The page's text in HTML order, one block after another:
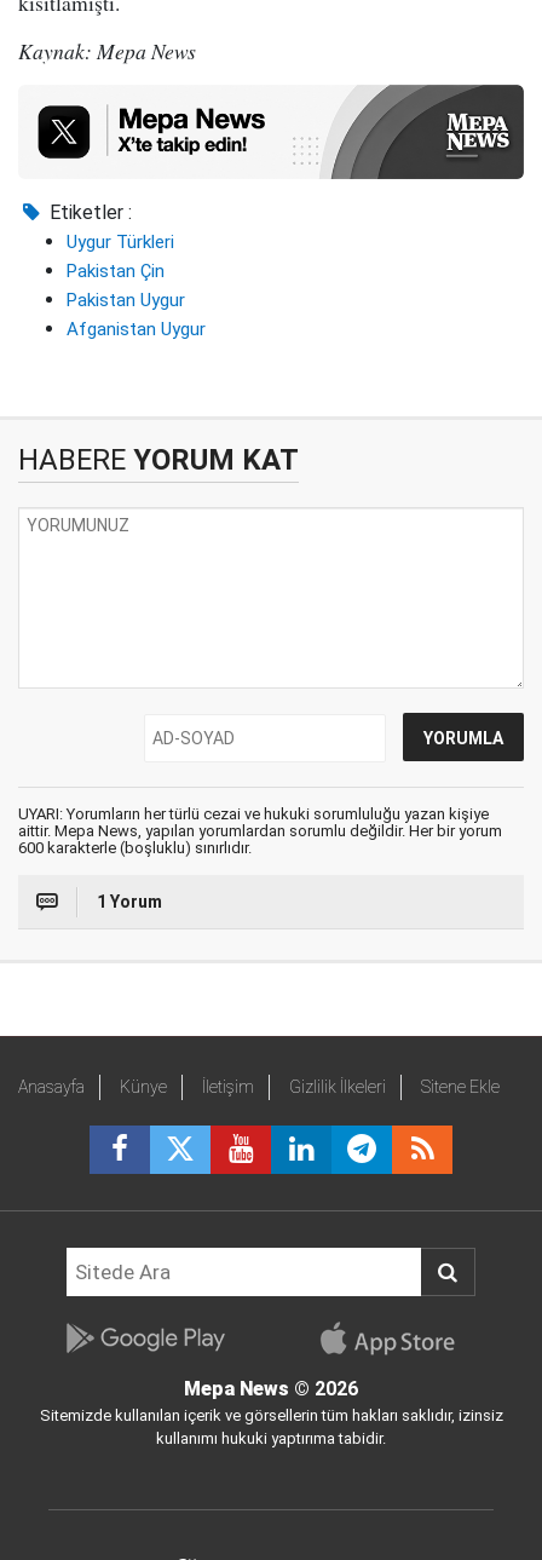
Kaynak: Mepa News
Etiketler :
Uygur Türkleri
Pakistan Çin
Pakistan Uygur
Afganistan Uygur
HABERE YORUM KAT
UYARI: Yorumların her türlü cezai ve hukuki sorumluluğu yazan kişiye
aittir. Mepa News, yapılan yorumlardan sorumlu değildir. Her bir yorum
600 karakterle (boşluklu) sınırlıdır.
1 Yorum
Anasayfa Künye İletişim Gizlilik İlkeleri Sitene Ekle
Mepa News © 2026
Sitemizde kullanılan içerik ve görsellerin tüm hakları saklıdır, izinsiz
kullanımı hukuki yaptırıma tabidir.